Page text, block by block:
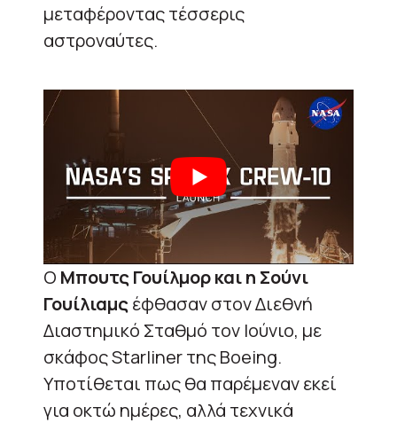
μεταφέροντας τέσσερις
αστροναύτες.
Ο Μπουτς Γουίλμορ και η Σούνι
Γουίλιαμςέφθασαν στον Διεθνή
Διαστημικό Σταθμό τον Ιούνιο, με
σκάφος Starliner της Boeing.
Υποτίθεται πως θα παρέμεναν εκεί
για οκτώ ημέρες, αλλά τεχνικά